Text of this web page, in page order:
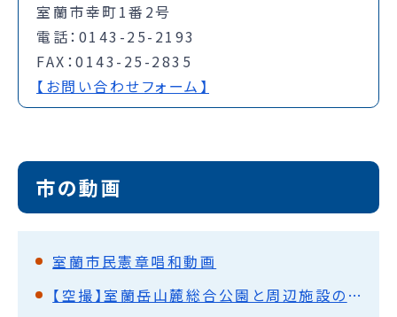
室蘭市幸町1番2号
電話：0143-25-2193
FAX：0143-25-2835
【お問い合わせフォーム】
市の動画
室蘭市民憲章唱和動画
【空撮】室蘭岳山麓総合公園と周辺施設の紹介